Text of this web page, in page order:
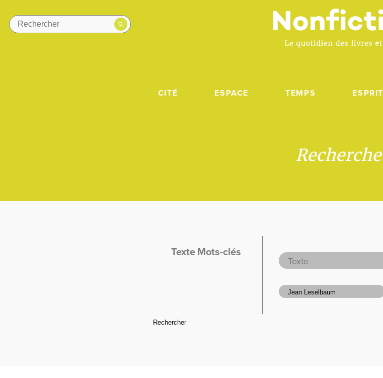
CITÉ ESPACE TEMPS ESPRIT
Recherche
Texte Mots-clés